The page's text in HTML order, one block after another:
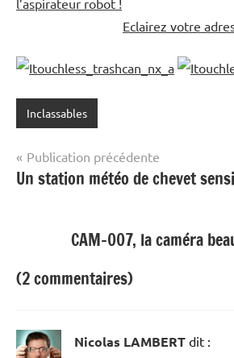
Eclairez votre
Inclassables
Navigation
de
Publication précédente
Un station météo de chevet
CAM-007, la caméra
(2 commentaires)
Nicolas LAMBERT dit :